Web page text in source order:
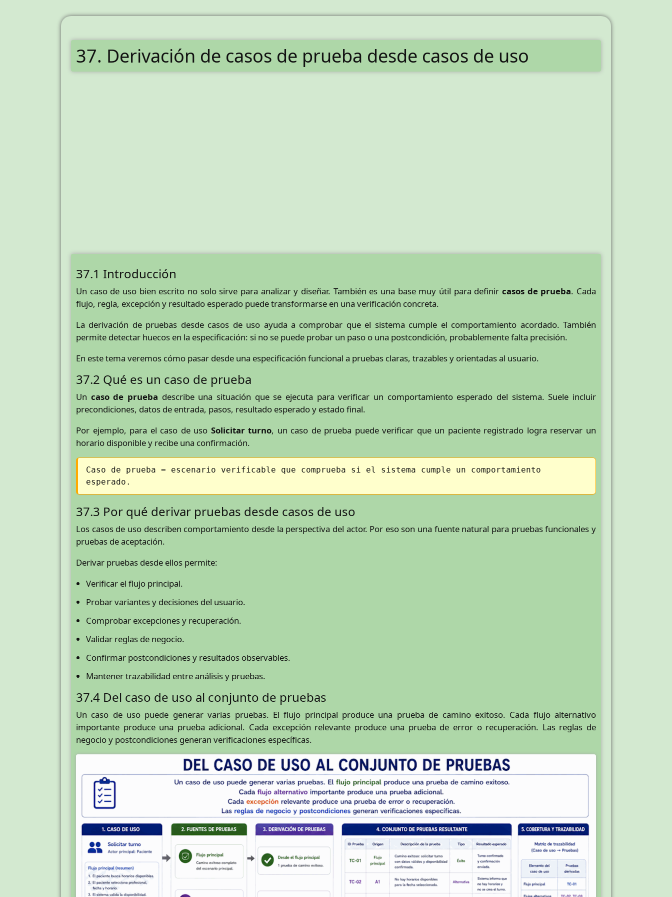
37. Derivación de casos de prueba desde casos de uso
37.1 Introducción
Un caso de uso bien escrito no solo sirve para analizar y diseñar. También es una base muy útil para definir casos de prueba. Cada
flujo, regla, excepción y resultado esperado puede transformarse en una verificación concreta.
La derivación de pruebas desde casos de uso ayuda a comprobar que el sistema cumple el comportamiento acordado. También
permite detectar huecos en la especificación: si no se puede probar un paso o una postcondición, probablemente falta precisión.
En este tema veremos cómo pasar desde una especificación funcional a pruebas claras, trazables y orientadas al usuario.
37.2 Qué es un caso de prueba
Un caso de prueba describe una situación que se ejecuta para verificar un comportamiento esperado del sistema. Suele incluir
precondiciones, datos de entrada, pasos, resultado esperado y estado final.
Por ejemplo, para el caso de uso Solicitar turno, un caso de prueba puede verificar que un paciente registrado logra reservar un
horario disponible y recibe una confirmación.
Caso de prueba = escenario verificable que comprueba si el sistema cumple un comportamiento
esperado.
37.3 Por qué derivar pruebas desde casos de uso
Los casos de uso describen comportamiento desde la perspectiva del actor. Por eso son una fuente natural para pruebas funcionales y
pruebas de aceptación.
Derivar pruebas desde ellos permite:
Verificar el flujo principal.
Probar variantes y decisiones del usuario.
Comprobar excepciones y recuperación.
Validar reglas de negocio.
Confirmar postcondiciones y resultados observables.
Mantener trazabilidad entre análisis y pruebas.
37.4 Del caso de uso al conjunto de pruebas
Un caso de uso puede generar varias pruebas. El flujo principal produce una prueba de camino exitoso. Cada flujo alternativo
importante produce una prueba adicional. Cada excepción relevante produce una prueba de error o recuperación. Las reglas de
negocio y postcondiciones generan verificaciones específicas.